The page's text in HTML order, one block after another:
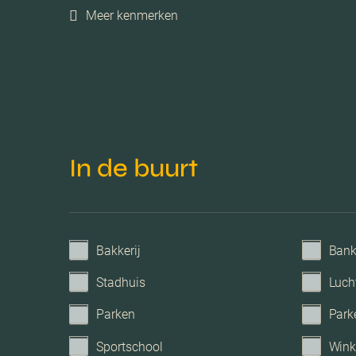
Verwarming
Garage
Meer kenmerken
In de buurt
Bakkerij
Stadhuis
Parken
Sportschool